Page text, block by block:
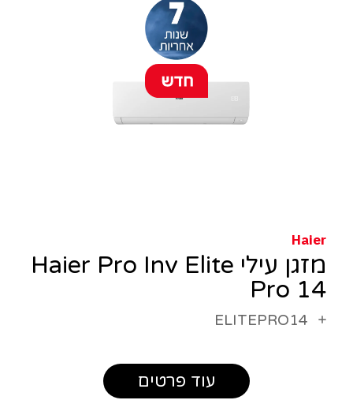
Haier
מזגן עילי Haier Pro Inv Elite
Pro 14
ELITEPRO14
עוד פרטים